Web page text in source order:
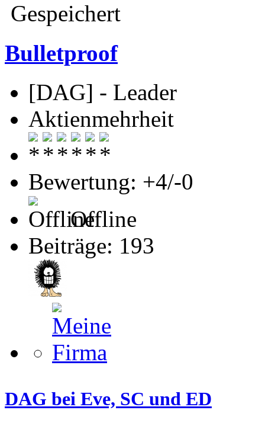
Gespeichert
Bulletproof
[DAG] - Leader
Aktienmehrheit
Bewertung: +4/-0
Offline
Beiträge: 193
DAG bei Eve, SC und ED